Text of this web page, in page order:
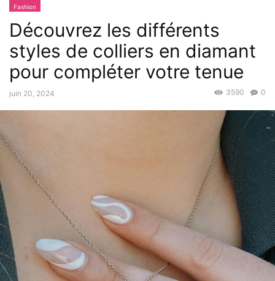
Fashion
Découvrez les différents
styles de colliers en diamant
pour compléter votre tenue
juin 20, 2024 0
3590